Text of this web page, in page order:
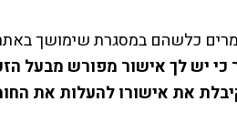
כלשהם במסגרת שימושך
כי יש לך אישור מפורש מבעל
את אישורו להעלות את